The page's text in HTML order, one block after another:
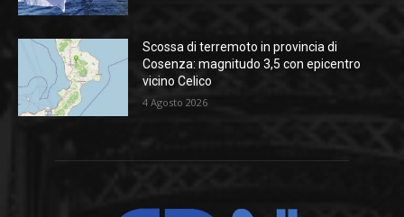
Scossa di terremoto in provincia di
Cosenza: magnitudo 3,5 con epicentro
vicino Celico
4 Agosto 2026